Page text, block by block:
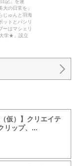
記」を運
の日常を」
じゅんと羽海
ットとパシリ
ーはマシェリ
学★」設立
仮）】クリエイテ
リップ、...